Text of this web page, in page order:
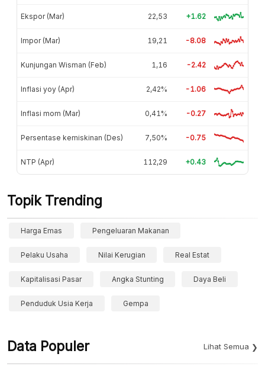
Ekspor (Mar) 22,53 +1.62
Impor (Mar) 19,21 -8.08
Kunjungan Wisman (Feb) 1,16 -2.42
Inflasi yoy (Apr) 2,42% -1.06
Inflasi mom (Mar) 0,41% -0.27
Persentase kemiskinan (Des) 7,50% -0.75
NTP (Apr) 112,29 +0.43
Topik Trending
Harga Emas Pengeluaran Makanan
Pelaku Usaha Nilai Kerugian Real Estat
Kapitalisasi Pasar Angka Stunting Daya Beli
Penduduk Usia Kerja Gempa
Data Populer Lihat Semua